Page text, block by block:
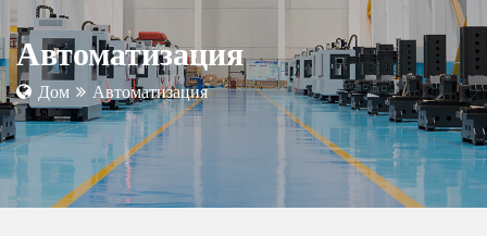
Автоматизация
Дом Автоматизация